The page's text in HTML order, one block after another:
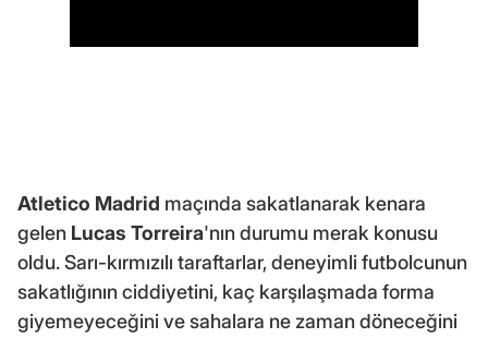
Atletico Madrid maçında sakatlanarak kenara
gelen Lucas Torreira'nın durumu merak konusu
oldu. Sarı-kırmızılı taraftarlar, deneyimli futbolcunun
sakatlığının ciddiyetini, kaç karşılaşmada forma
giyemeyeceğini ve sahalara ne zaman döneceğini